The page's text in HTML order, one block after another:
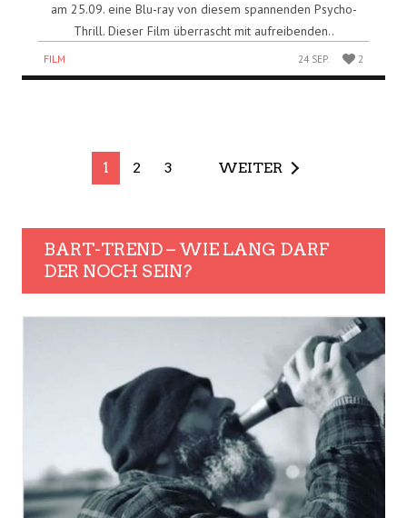
am 25.09. eine Blu-ray von diesem spannenden Psycho-
Thrill. Dieser Film überrascht mit aufreibenden..
FILM 24 SEP. 2
1 2 3 WEITER
BART-TREND – WIE LANG DARF
DER NOCH SEIN?